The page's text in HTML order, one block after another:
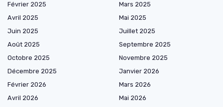
Février 2025
Mars 2025
Avril 2025
Mai 2025
Juin 2025
Juillet 2025
Août 2025
Septembre 2025
Octobre 2025
Novembre 2025
Décembre 2025
Janvier 2026
Février 2026
Mars 2026
Avril 2026
Mai 2026